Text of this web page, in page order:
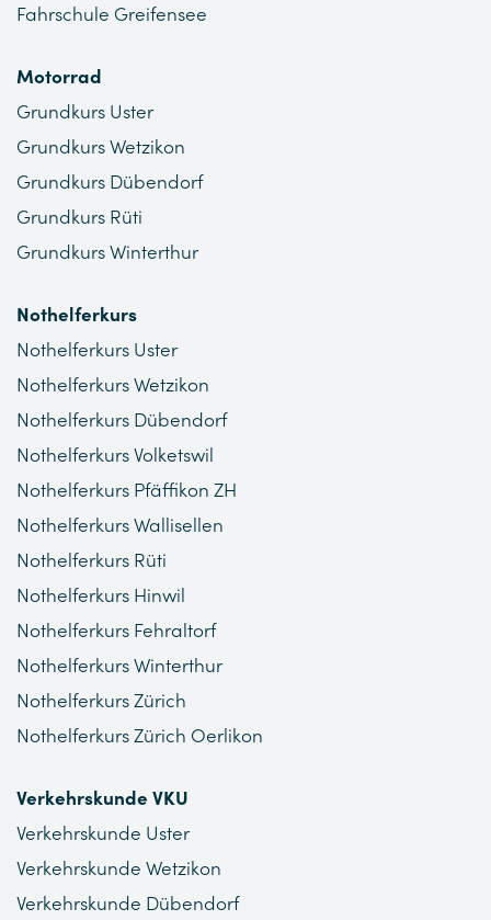
Fahrschule Greifensee
Motorrad
Grundkurs Uster
Grundkurs Wetzikon
Grundkurs Dübendorf
Grundkurs Rüti
Grundkurs Winterthur
Nothelferkurs
Nothelferkurs Uster
Nothelferkurs Wetzikon
Nothelferkurs Dübendorf
Nothelferkurs Volketswil
Nothelferkurs Pfäffikon ZH
Nothelferkurs Wallisellen
Nothelferkurs Rüti
Nothelferkurs Hinwil
Nothelferkurs Fehraltorf
Nothelferkurs Winterthur
Nothelferkurs Zürich
Nothelferkurs Zürich Oerlikon
Verkehrskunde VKU
Verkehrskunde Uster
Verkehrskunde Wetzikon
Verkehrskunde Dübendorf